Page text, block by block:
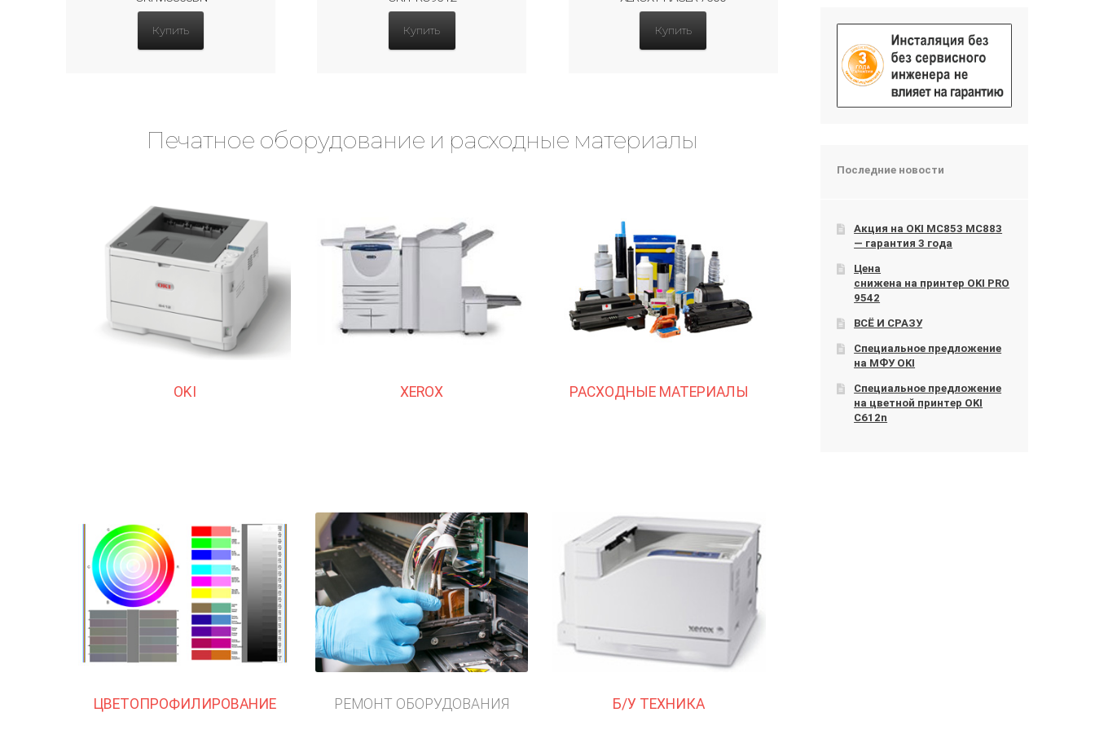
Купить Купить Купить
Печатное оборудование и расходные материалы
OKI XEROX РАСХОДНЫЕ МАТЕРИАЛЫ
ЦВЕТОПРОФИЛИРОВАНИЕ РЕМОНТ ОБОРУДОВАНИЯ Б/У ТЕХНИКА
Последние новости
Акция на OKI МС853 МС883
— гарантия 3 года
Цена
снижена на принтер OKI PRO
9542
ВСЁ И СРАЗУ
Специальное предложение
на МФУ OKI
Специальное предложение
на цветной принтер OKI
C612n